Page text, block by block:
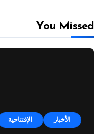
You Missed
الأخبار الإفتتاحية